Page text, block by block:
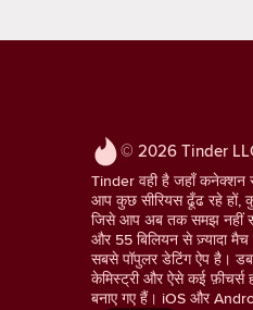
© 2026 Tinder
Tinder वही है जहाँ कनेक्शन
आप कुछ सीरियस ढूँढ रहे
जिसे आप अब तक समझ नहीं
और 55 बिलियन से ज़्यादा मैच
सबसे पॉपुलर डेटिंग ऐप है।
केमिस्ट्री और ऐसे कई
बनाए गए हैं। iOS और